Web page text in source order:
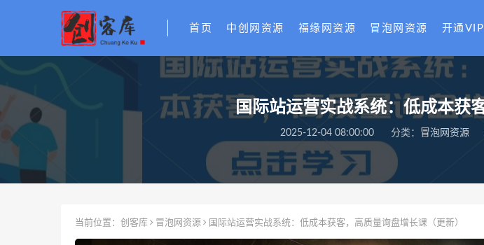
首页 中创网资源 福缘网资源 冒泡网资源 开通VIP
国际站运营实战系统：低成本获
2025-12-04 08:00:00 分类： 冒泡网资源
当前位置： 创客库 冒泡网资源 国际站运营实战系统：低成本获客，高质量询盘增长课（更新）